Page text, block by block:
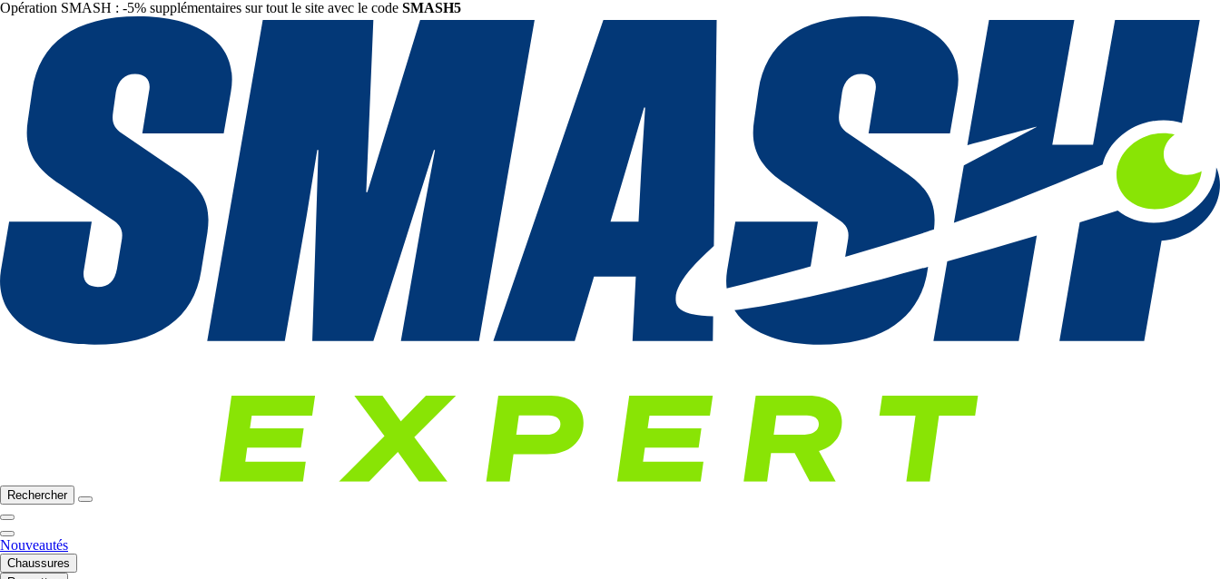
Opération SMASH : -5% supplémentaires sur tout le site avec le code SMASH5
Rechercher
Nouveautés
Chaussures